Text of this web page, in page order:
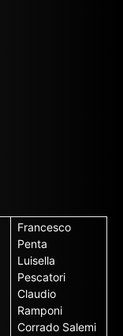
Francesco
Penta
Luisella
Pescatori
Claudio
Ramponi
Corrado Salemi